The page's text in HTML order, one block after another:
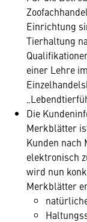
Einrichtung
Tierhaltung
einer Lehre
Die
Merkblätter
Kunden nach
elektronisch
wird nun
Merkblätter